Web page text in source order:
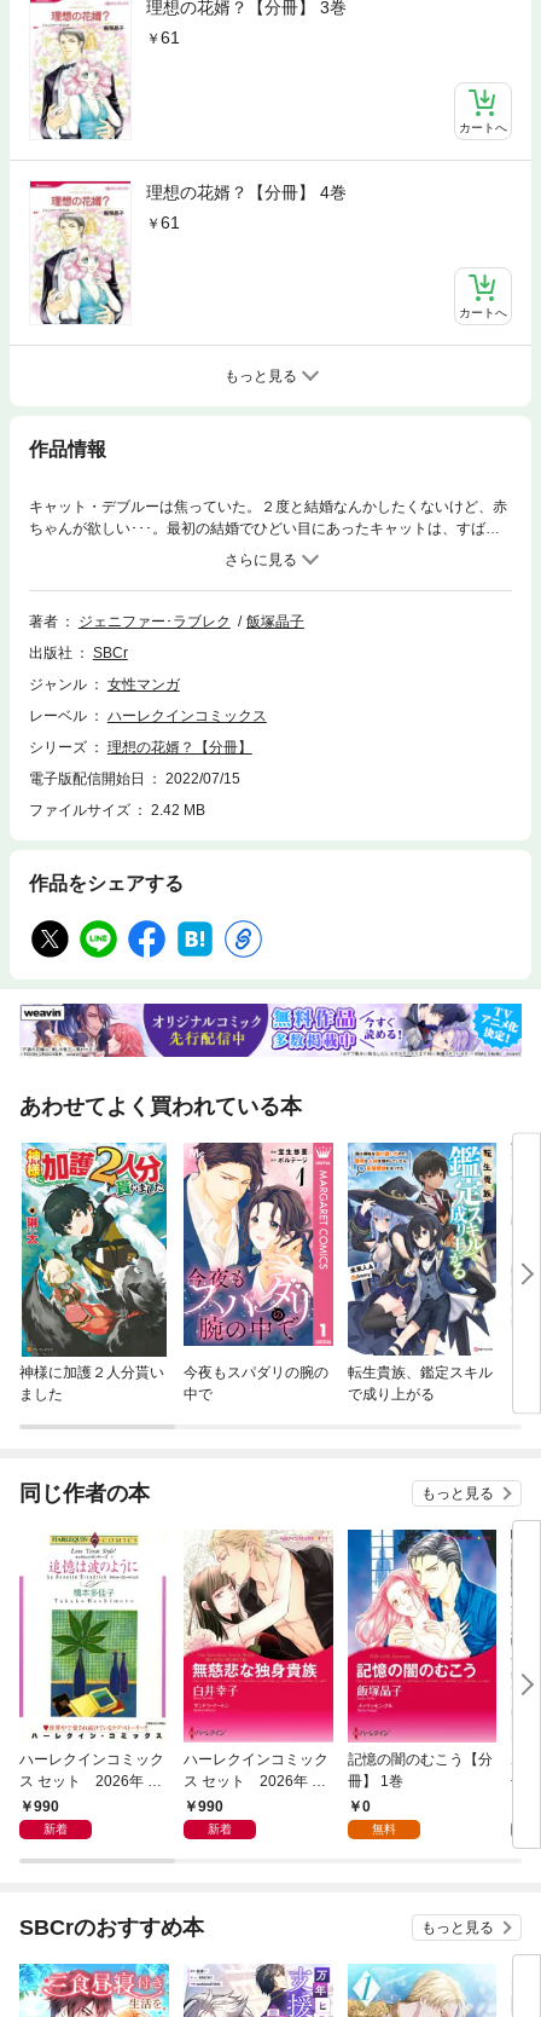
理想の花婿？【分冊】 3巻
61
カートへ
理想の花婿？【分冊】 4巻
61
カートへ
もっと見る
作品情報
キャット・デブルーは焦っていた。２度と結婚なんかしたくないけど、赤
ちゃんが欲しい･･･。最初の結婚でひどい目にあったキャットは、すばら
しい遺伝子を提供してくれる一時的な夫を求めていた。そこで友人が紹介
してくれたのが有能弁護士、アンドルー・ウインスロップⅢ世。彼も今す
ぐ結婚しなくてはならない事情があるという。さっそく合理的な契約を取
り交わして結婚式を挙げることにするが･･･。なんですって！ アツアツの
著者 ジェニファー･ラブレク
飯塚晶子
出版社
SBCr
ジャンル
女性マンガ
レーベル
ハーレクインコミックス
シリーズ
理想の花婿？【分冊】
電子版配信開始日
2022/07/15
ファイルサイズ
2.42 MB
作品をシェアする
あわせてよく買われている本
神様に加護２人分貰い
ました
今夜もスパダリの腕の
中で
転生貴族、鑑定スキル
で成り上がる
同じ作者の本 もっと見る
ハーレクインコミック
ス セット 2026年 vo
l.953
990
新着
ハーレクインコミック
ス セット 2026年 vo
l.946
990
新着
記憶の闇のむこう【分
冊】 1巻
0
無料
ボ
冊
SBCrのおすすめ本 もっと見る